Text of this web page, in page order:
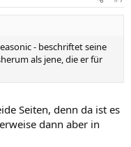
- beschriftet seine
als jene, die er für
Seiten, denn da ist es
dann aber in